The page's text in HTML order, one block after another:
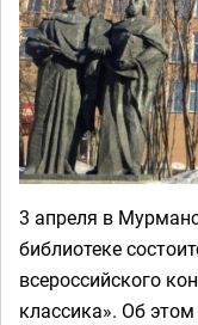
3 апреля в
библиотеке
всероссийского
классика». Об